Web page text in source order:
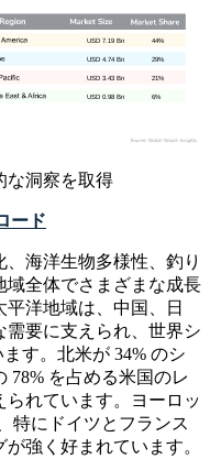
6%
USD 0.98 Bn
21%
USD 3.43 Bn
29%
USD 4.74 Bn
44%
USD 7.19 Bn
な洞察を取得
ード
海洋生物多様性、釣り
域全体でさまざまな成長
洋地域は、中国、日
要に支えられ、世界シ
す。北米が 34% のシ
78% を占める米国のレ
れています。ヨーロッ
特にドイツとフランス
強く好まれています。